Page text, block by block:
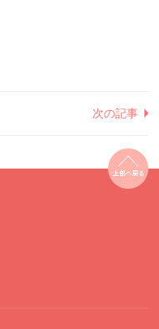
次の記事